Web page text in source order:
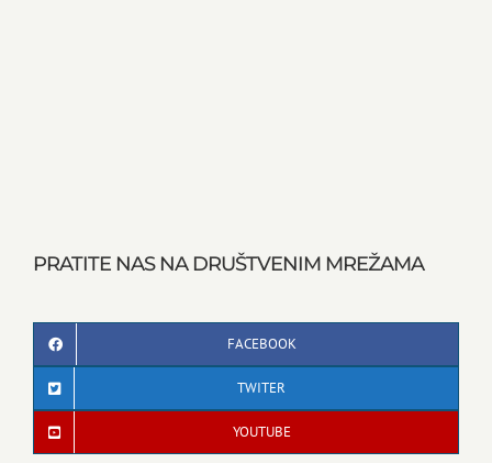
PRATITE NAS NA DRUŠTVENIM MREŽAMA
FACEBOOK
TWITER
YOUTUBE